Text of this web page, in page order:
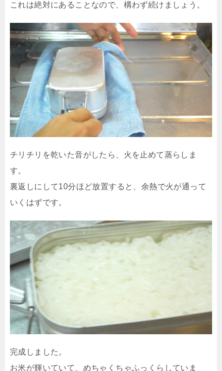
これは絶対にあることなので、構わず続けましょう。
チリチリを乾いた音がしたら、火を止めて蒸らしま
す。
裏返しにして10分ほど放置すると、余熱で火が通って
いくはずです。
完成しました。
お米が輝いていて、めちゃくちゃふっくらしていま